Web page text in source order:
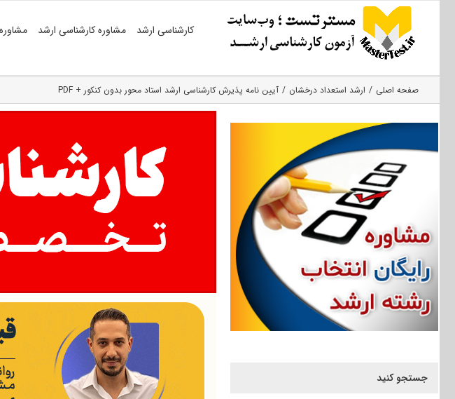
کارشناسی ارشد مشاوره کارشناسی ارشد
صفحه اصلی ارشد استعداد درخشان آیین نامه پذیرش کارشناسی ارشد استاد محور بدون کنکور + PDF
جستجو کنید